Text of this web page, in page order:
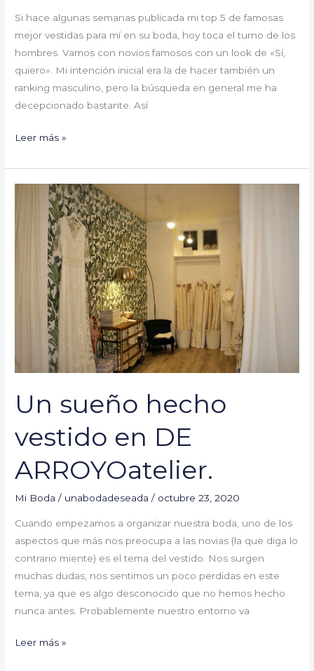
Si hace algunas semanas publicada mi top 5 de famosas
mejor vestidas para mí en su boda, hoy toca el turno de los
hombres. Vamos con novios famosos con un look de «Sí,
quiero». Mi intención inicial era la de hacer también un
ranking masculino, pero la búsqueda en general me ha
decepcionado bastante. Así
Leer más »
Un sueño hecho
vestido en DE
ARROYOatelier.
Mi Boda / unabodadeseada/ octubre 23, 2020
Cuando empezamos a organizar nuestra boda, uno de los
aspectos que más nos preocupa a las novias (la que diga lo
contrario miente) es el tema del vestido. Nos surgen
muchas dudas, nos sentimos un poco perdidas en este
tema, ya que es algo desconocido que no hemos hecho
nunca antes. Probablemente nuestro entorno va
hecho
vestido
ARROYOatelier.
Leer más »